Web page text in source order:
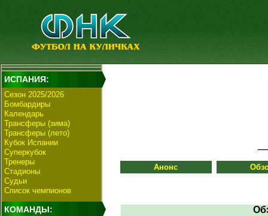
ИСПАНИЯ:
Сезон 2025/2026
Бомбардиры
Календарь
Трансферы (зима)
Трансферы (лето)
Кубок Испании
Суперкубок
Тренеры
Стадионы
Судьи
Список чемпионов
КОМАНДЫ:
Анонс